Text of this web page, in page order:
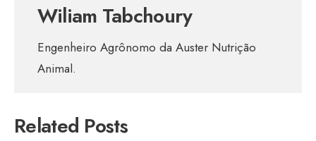
Wiliam Tabchoury
Engenheiro Agrônomo da Auster Nutrição
Animal.
Related Posts